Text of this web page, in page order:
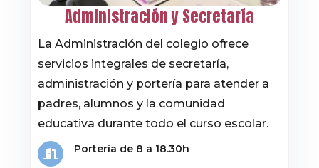
Administración y Secretaría
La Administración del colegio ofrece
servicios integrales de secretaría,
administración y portería para atender a
padres, alumnos y la comunidad
educativa durante todo el curso escolar.
Portería de 8 a 18.30h